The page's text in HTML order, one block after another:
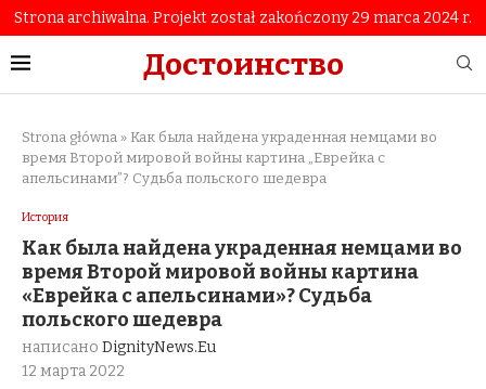
Strona archiwalna. Projekt został zakończony 29 marca 2024 r.
Достоинство
Strona główna » Как была найдена украденная немцами во
время Второй мировой войны картина „Еврейка с
апельсинами”? Судьба польского шедевра
История
Как была найдена украденная немцами во
время Второй мировой войны картина
«Еврейка с апельсинами»? Судьба
польского шедевра
написано DignityNews.eu
12 марта 2022